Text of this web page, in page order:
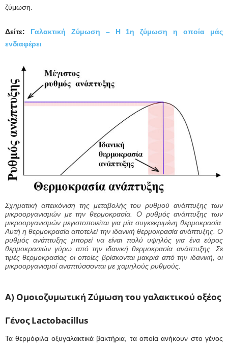
ζύμωση.
Δείτε: Γαλακτική Ζύμωση – Η 1η ζύμωση η οποία μάς
ενδιαφέρει
Σχηματική απεικόνιση της μεταβολής του ρυθμού ανάπτυξης των
μικροοργανισμών με την θερμοκρασία. Ο ρυθμός ανάπτυξης των
μικροοργανισμών μεγιστοποιείται για μία συγκεκριμένη θερμοκρασία.
Αυτή η θερμοκρασία αποτελεί την ιδανική θερμοκρασία ανάπτυξης. Ο
ρυθμός ανάπτυξης μπορεί να είναι πολύ υψηλός για ένα εύρος
θερμοκρασιών γύρω από την ιδανική θερμοκρασία ανάπτυξης. Σε
τιμές θερμοκρασίας οι οποίες βρίσκονται μακριά από την ιδανική, οι
μικροοργανισμοί αναπτύσσονται με χαμηλούς ρυθμούς.
Α) Ομοιοζυμωτική Ζύμωση του γαλακτικού οξέος
ΓένοςLactobacillus
Τα θερμόφιλα οξυγαλακτικά βακτήρια, τα οποία ανήκουν στο γένος